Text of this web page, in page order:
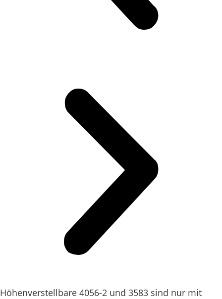
Höhenverstellbare 4056-2 und 3583 sind nur mit